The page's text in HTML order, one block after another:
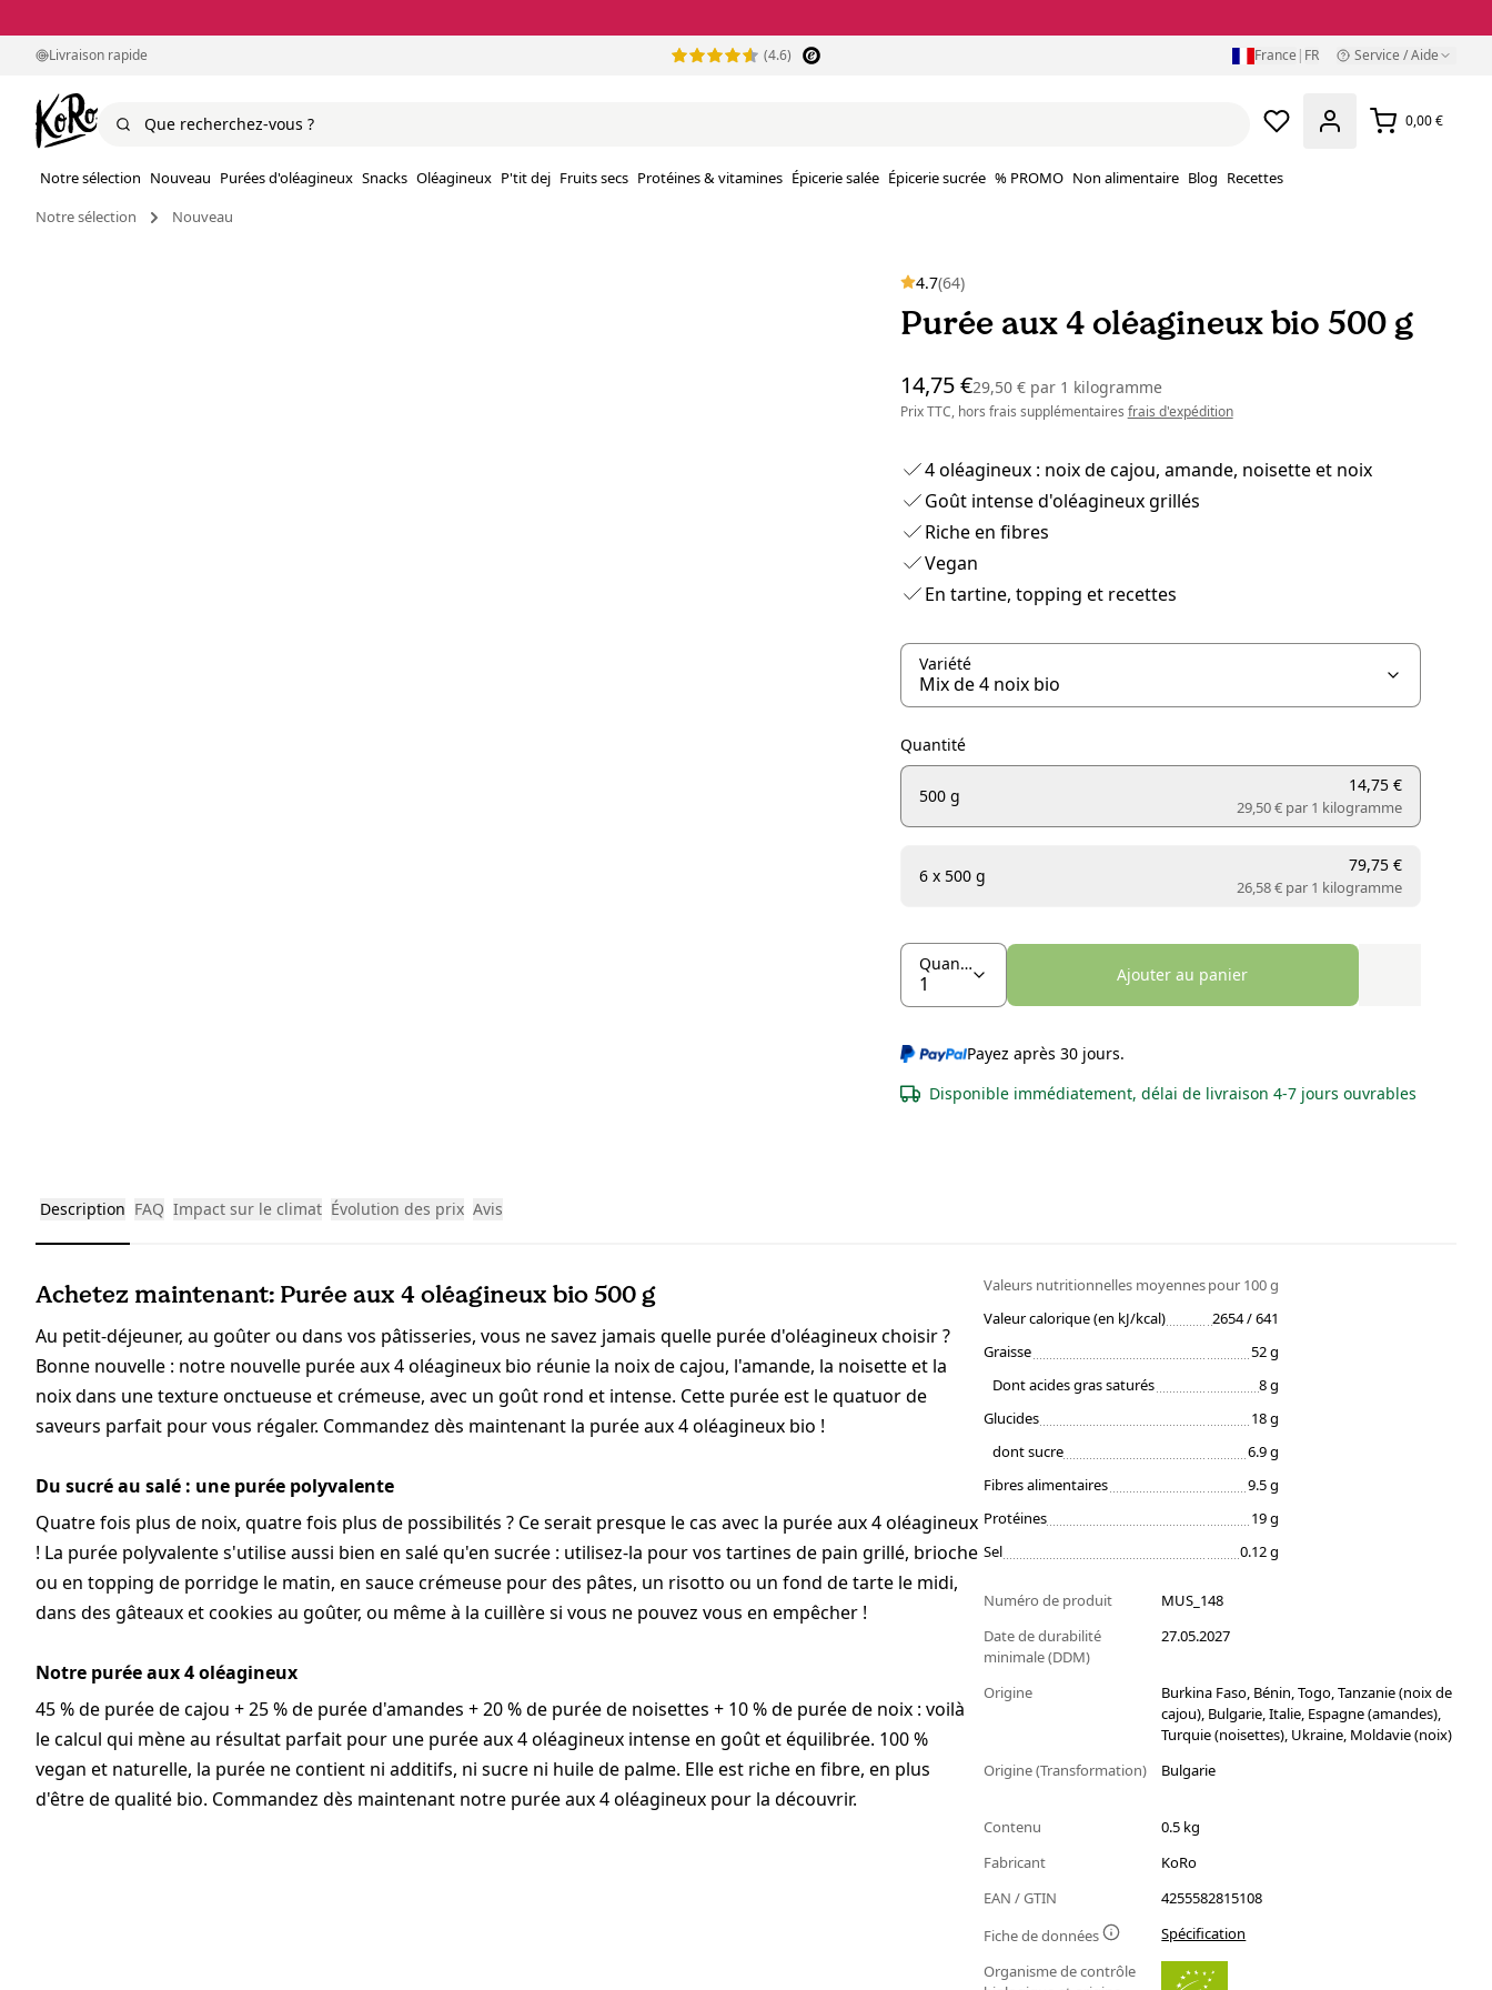
Livraison rapide (4.6) France | FR Service / Aide
0,00 €
Notre sélection Nouveau Purées d'oléagineux Snacks Oléagineux P'tit dej Fruits secs Protéines & vitamines Épicerie salée Épicerie sucrée % PROMO Non alimentaire Blog Recettes
Notre sélection
Nouveau
4.7(64)
Purée aux 4 oléagineux bio 500 g
14,75 €29,50 € par1 kilogramme
Prix TTC, hors frais supplémentaires frais d'expédition
4 oléagineux : noix de cajou, amande, noisette et noix
Goût intense d'oléagineux grillés
Riche en fibres
Vegan
En tartine, topping et recettes
Variété
Quantité
500 g
14,75 €
29,50 € par1 kilogramme
6 x 500 g
79,75 €
26,58 € par1 kilogramme
Quantité
Ajouter au panier
Payez après 30 jours.
Disponible immédiatement, délai de livraison 4-7 jours ouvrables
Description FAQ Impact sur le climat Évolution des prix Avis
Achetez maintenant: Purée aux 4 oléagineux bio 500 g
Au petit-déjeuner, au goûter ou dans vos pâtisseries, vous ne savez jamais quelle purée d'oléagineux choisir ?
Bonne nouvelle : notre nouvelle purée aux 4 oléagineux bio réunie la noix de cajou, l'amande, la noisette et la
noix dans une texture onctueuse et crémeuse, avec un goût rond et intense. Cette purée est le quatuor de
saveurs parfait pour vous régaler. Commandez dès maintenant la purée aux 4 oléagineux bio !
Du sucré au salé : une purée polyvalente
Quatre fois plus de noix, quatre fois plus de possibilités ? Ce serait presque le cas avec la purée aux 4 oléagineux
! La purée polyvalente s'utilise aussi bien en salé qu'en sucrée : utilisez-la pour vos tartines de pain grillé, brioche
ou en topping de porridge le matin, en sauce crémeuse pour des pâtes, un risotto ou un fond de tarte le midi,
dans des gâteaux et cookies au goûter, ou même à la cuillère si vous ne pouvez vous en empêcher !
Notre purée aux 4 oléagineux
45 % de purée de cajou + 25 % de purée d'amandes + 20 % de purée de noisettes + 10 % de purée de noix : voilà
le calcul qui mène au résultat parfait pour une purée aux 4 oléagineux intense en goût et équilibrée. 100 %
vegan et naturelle, la purée ne contient ni additifs, ni sucre ni huile de palme. Elle est riche en fibre, en plus
d'être de qualité bio. Commandez dès maintenant notre purée aux 4 oléagineux pour la découvrir.
Valeurs nutritionnelles moyennespour 100 g
Valeur calorique (en kJ/kcal)
2654 / 641
Graisse
52 g
Dont acides gras saturés
8 g
Glucides
18 g
dont sucre
6.9 g
Fibres alimentaires
9.5 g
Protéines
19 g
Sel
0.12 g
Numéro de produit
MUS_148
Date de durabilité
minimale (DDM)
27.05.2027
Origine
Burkina Faso, Bénin, Togo, Tanzanie (noix de
cajou), Bulgarie, Italie, Espagne (amandes),
Turquie (noisettes), Ukraine, Moldavie (noix)
Origine (Transformation)
Bulgarie
Contenu
0.5 kg
Fabricant
KoRo
EAN / GTIN
4255582815108
Fiche de données
Spécification
Organisme de contrôle